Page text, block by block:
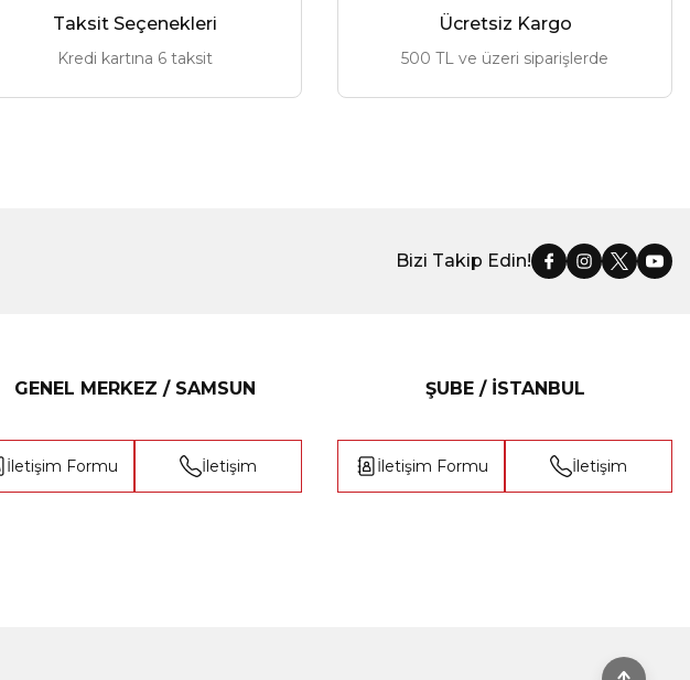
Taksit Seçenekleri
Kredi kartına 6 taksit
Ücretsiz Kargo
500 TL ve üzeri siparişlerde
Bizi Takip Edin!
GENEL MERKEZ / SAMSUN
İletişim Formu İletişim
ŞUBE / İSTANBUL
İletişim Formu İletişim